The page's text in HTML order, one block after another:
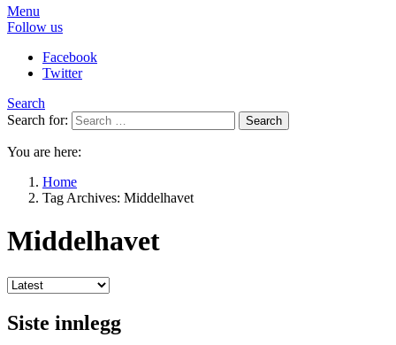
Menu
Follow us
Facebook
Twitter
Search
Search for:
Search
You are here:
Home
Tag Archives: Middelhavet
Middelhavet
Siste innlegg